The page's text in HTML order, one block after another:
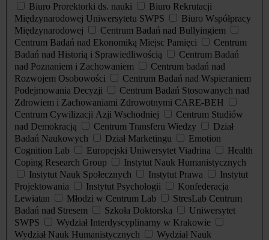
Biuro Prorektorki ds. nauki
Biuro Rekrutacji
Międzynarodowej Uniwersytetu SWPS
Biuro Współpracy
Międzynarodowej
Centrum Badań nad Bullyingiem
Centrum Badań nad Ekonomiką Miejsc Pamięci
Centrum
Badań nad Historią i Sprawiedliwością
Centrum Badań
nad Poznaniem i Zachowaniem
Centrum badań nad
Rozwojem Osobowości
Centrum Badań nad Wspieraniem
Podejmowania Decyzji
Centrum Badań Stosowanych nad
Zdrowiem i Zachowaniami Zdrowotnymi CARE-BEH
Centrum Cywilizacji Azji Wschodniej
Centrum Studiów
nad Demokracją
Centrum Transferu Wiedzy
Dział
Badań Naukowych
Dział Marketingu
Emotion
Cognition Lab
Europejski Uniwersytet Viadrina
Health
Coping Research Group
Instytut Nauk Humanistycznych
Instytut Nauk Społecznych
Instytut Prawa
Instytut
Projektowania
Instytut Psychologii
Konfederacja
Lewiatan
Młodzi w Centrum Lab
StresLab Centrum
Badań nad Stresem
Szkoła Doktorska
Uniwersytet
SWPS
Wydział Interdyscyplinarny w Krakowie
Wydział Nauk Humanistycznych
Wydział Nauk